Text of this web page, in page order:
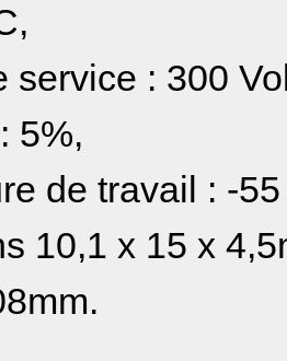
service : 300
5%,
de travail : -
10,1 x 15 x